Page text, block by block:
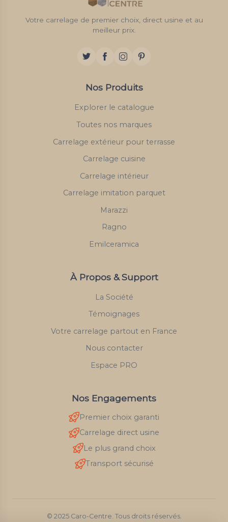
Votre carrelage de premier choix, direct usine et au
meilleur prix.
Nos Produits
Explorer le catalogue
Toutes nos marques
Carrelage extérieur pour terrasse
Carrelage cuisine
Carrelage intérieur
Carrelage imitation parquet
Marazzi
Ragno
Emilceramica
À Propos & Support
La Société
Témoignages
Votre carrelage partout en France
Nous contacter
Espace PRO
Nos Engagements
Premier choix garanti
Carrelage direct usine
Le plus grand choix
Transport sécurisé
© 2025 Caro-Centre. Tous droits réservés.